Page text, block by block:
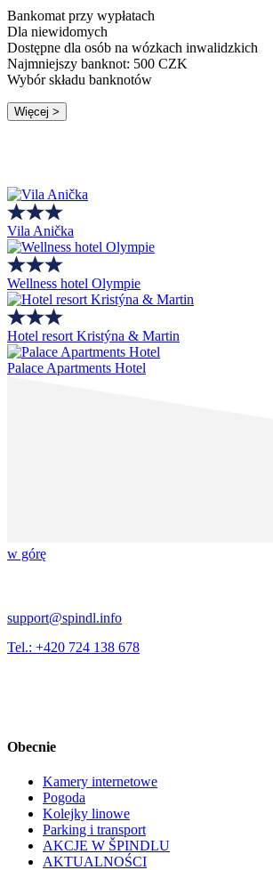
Bankomat przy wypłatach
Dla niewidomych
Dostępne dla osób na wózkach inwalidzkich
Najmniejszy banknot: 500 CZK
Wybór składu banknotów
Więcej >
Vila Anička
Wellness hotel Olympie
Hotel resort Kristýna & Martin
Palace Apartments Hotel
w górę
support@spindl.info
Tel.: +420 724 138 678
Obecnie
Kamery internetowe
Pogoda
Kolejky linowe
Parking i transport
AKCJE W ŠPINDLU
AKTUALNOŚCI